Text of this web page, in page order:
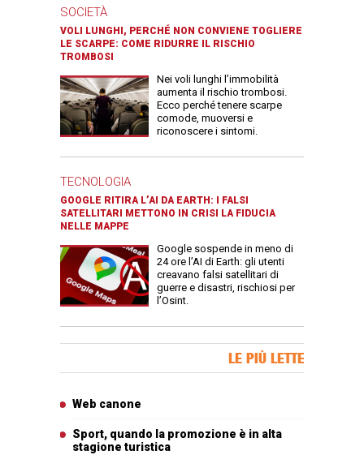
SOCIETÀ
VOLI LUNGHI, PERCHÉ NON CONVIENE TOGLIERE
LE SCARPE: COME RIDURRE IL RISCHIO
TROMBOSI
Nei voli lunghi l’immobilità
aumenta il rischio trombosi.
Ecco perché tenere scarpe
comode, muoversi e
riconoscere i sintomi.
TECNOLOGIA
GOOGLE RITIRA L’AI DA EARTH: I FALSI
SATELLITARI METTONO IN CRISI LA FIDUCIA
NELLE MAPPE
Google sospende in meno di
24 ore l’AI di Earth: gli utenti
creavano falsi satellitari di
guerre e disastri, rischiosi per
l’Osint.
LE PIÙ LETTE
Web canone
Sport, quando la promozione è in alta
stagione turistica